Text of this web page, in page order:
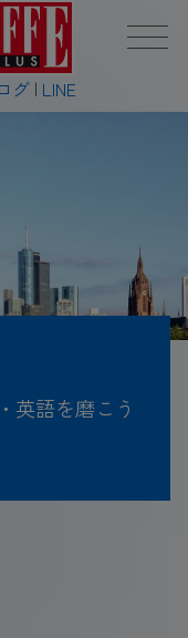
グ LINE
英語を磨こう